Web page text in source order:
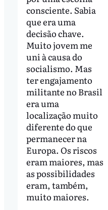
consciente. Sabia
que era uma
decisão chave.
Muito jovem me
uni à causa do
socialismo. Mas
ter engajamento
militante no Brasil
era uma
localização muito
diferente do que
permanecer na
Europa. Os riscos
eram maiores, mas
as possibilidades
eram, também,
muito maiores.